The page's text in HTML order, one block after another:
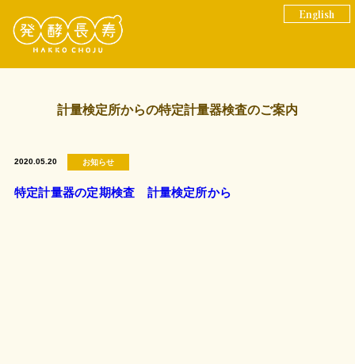
English
計量検定所からの特定計量器検査のご案内
2020.05.20 お知らせ
特定計量器の定期検査 計量検定所から